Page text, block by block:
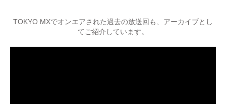
TOKYO MXでオンエアされた過去の放送回も、アーカイブとし
てご紹介しています。